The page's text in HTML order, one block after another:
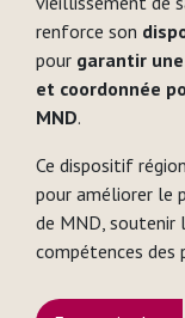
renforce son
pour garantir
et coordonnée
MND.
Ce dispositif
pour améliorer le
de MND, soutenir
compétences des